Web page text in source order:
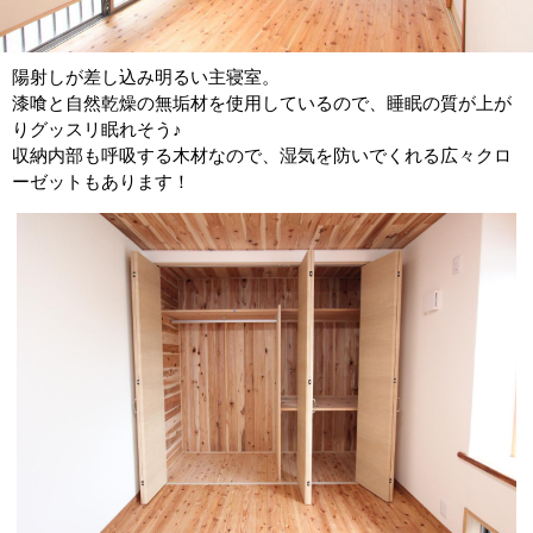
陽射しが差し込み明るい主寝室。
漆喰と自然乾燥の無垢材を使用しているので、睡眠の質が上が
りグッスリ眠れそう♪
収納内部も呼吸する木材なので、湿気を防いでくれる広々クロ
ーゼットもあります！